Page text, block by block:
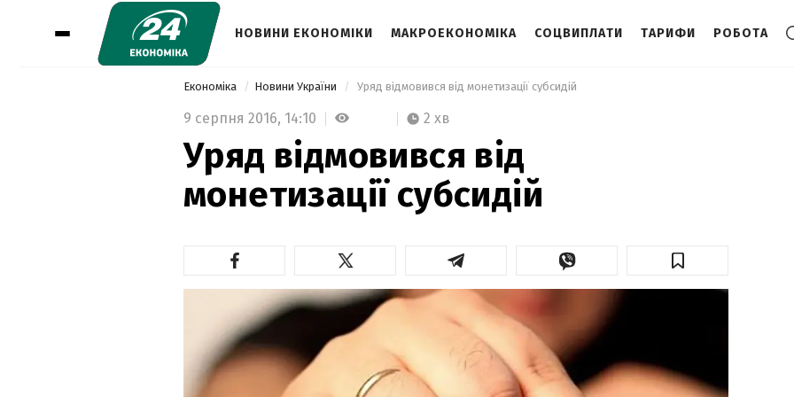
НОВИНИ ЕКОНОМІКИ МАКРОЕКОНОМІКА СОЦВИПЛАТИ ТАРИФИ РОБОТА
Економіка Новини України Уряд відмовився від монетизації субсидій
9 серпня 2016, 14:10 2 хв
Уряд відмовився від
монетизації субсидій